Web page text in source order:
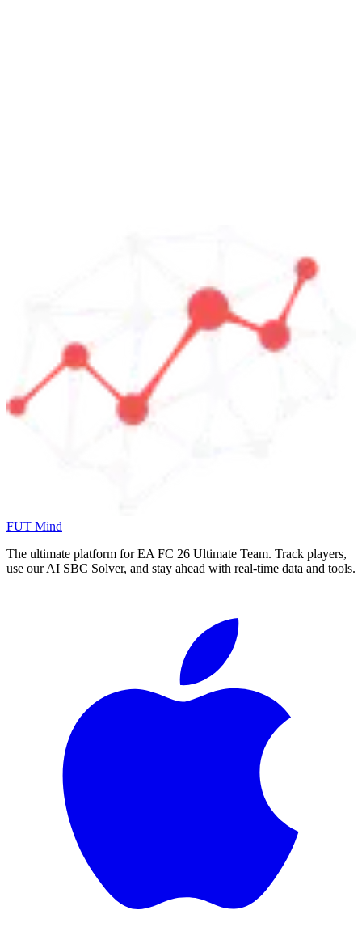
FUT Mind
The ultimate platform for EA FC 26 Ultimate Team. Track players,
use our AI SBC Solver, and stay ahead with real-time data and tools.